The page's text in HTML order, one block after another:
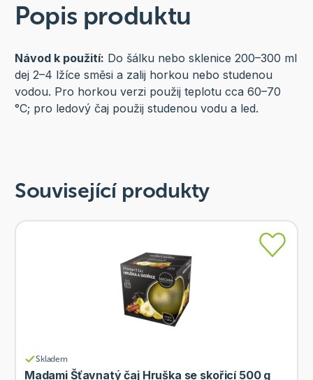
Popis produktu
Návod k použití: Do šálku nebo sklenice 200–300 ml
dej 2–4 lžíce směsi a zalij horkou nebo studenou
vodou. Pro horkou verzi použij teplotu cca 60–70
°C; pro ledový čaj použij studenou vodu a led.
Související produkty
Skladem
Madami Šťavnatý čaj Hruška se skořicí 500 g